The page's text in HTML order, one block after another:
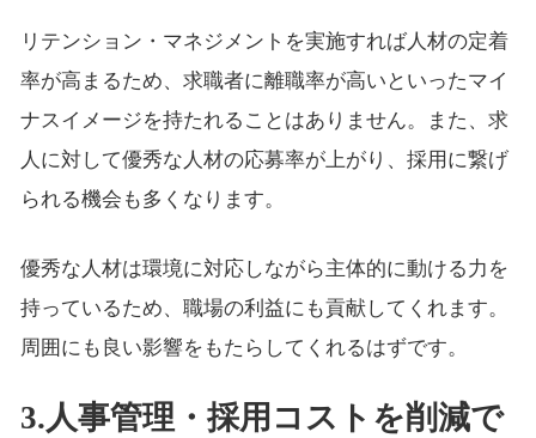
リテンション・マネジメントを実施すれば人材の定着
率が高まるため、求職者に離職率が高いといったマイ
ナスイメージを持たれることはありません。また、求
人に対して優秀な人材の応募率が上がり、採用に繋げ
られる機会も多くなります。
優秀な人材は環境に対応しながら主体的に動ける力を
持っているため、職場の利益にも貢献してくれます。
周囲にも良い影響をもたらしてくれるはずです。
3.人事管理・採用コストを削減で